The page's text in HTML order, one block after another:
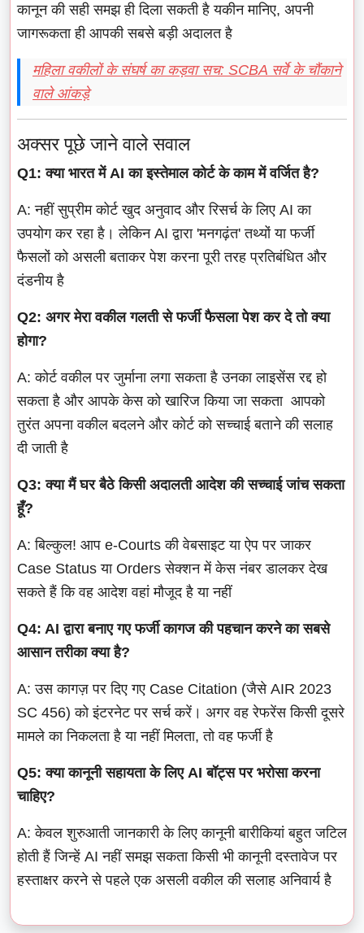
कानून की सही समझ ही दिला सकती है यकीन मानिए, अपनी
जागरूकता ही आपकी सबसे बड़ी अदालत है
महिला वकीलों के संघर्ष का कड़वा सच: SCBA सर्वे के चौंकाने
वाले आंकड़े
अक्सर पूछे जाने वाले सवाल
Q1: क्या भारत में AI का इस्तेमाल कोर्ट के काम में वर्जित है?
A: नहीं सुप्रीम कोर्ट खुद अनुवाद और रिसर्च के लिए AI का
उपयोग कर रहा है। लेकिन AI द्वारा 'मनगढ़ंत' तथ्यों या फर्जी
फैसलों को असली बताकर पेश करना पूरी तरह प्रतिबंधित और
दंडनीय है
Q2: अगर मेरा वकील गलती से फर्जी फैसला पेश कर दे तो क्या
होगा?
A: कोर्ट वकील पर जुर्माना लगा सकता है उनका लाइसेंस रद्द हो
सकता है और आपके केस को खारिज किया जा सकता आपको
तुरंत अपना वकील बदलने और कोर्ट को सच्चाई बताने की सलाह
दी जाती है
Q3: क्या मैं घर बैठे किसी अदालती आदेश की सच्चाई जांच सकता
हूँ?
A: बिल्कुल! आप e-Courts की वेबसाइट या ऐप पर जाकर
Case Status या Orders सेक्शन में केस नंबर डालकर देख
सकते हैं कि वह आदेश वहां मौजूद है या नहीं
Q4: AI द्वारा बनाए गए फर्जी कागज की पहचान करने का सबसे
आसान तरीका क्या है?
A: उस कागज़ पर दिए गए Case Citation (जैसे AIR 2023
SC 456) को इंटरनेट पर सर्च करें। अगर वह रेफरेंस किसी दूसरे
मामले का निकलता है या नहीं मिलता, तो वह फर्जी है
Q5: क्या कानूनी सहायता के लिए AI बॉट्स पर भरोसा करना
चाहिए?
A: केवल शुरुआती जानकारी के लिए कानूनी बारीकियां बहुत जटिल
होती हैं जिन्हें AI नहीं समझ सकता किसी भी कानूनी दस्तावेज पर
हस्ताक्षर करने से पहले एक असली वकील की सलाह अनिवार्य है